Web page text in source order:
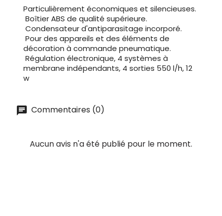
Particulièrement économiques et silencieuses.
Boîtier ABS de qualité supérieure.
Condensateur d'antiparasitage incorporé.
Pour des appareils et des éléments de
décoration à commande pneumatique.
Régulation électronique, 4 systèmes à
membrane indépendants, 4 sorties 550 l/h, 12
w
Commentaires (0)
Aucun avis n'a été publié pour le moment.